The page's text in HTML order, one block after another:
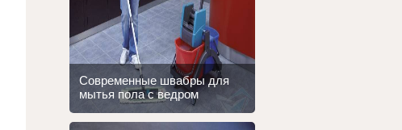
Современные швабры для
мытья пола с ведром